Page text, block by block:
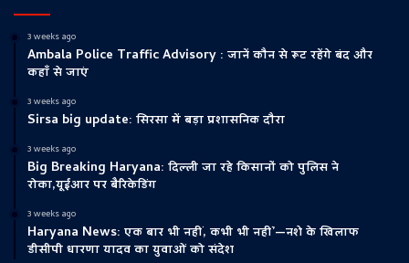
3 weeks ago
Ambala Police Traffic Advisory : जानें कौन से रूट रहेंगे बंद और
कहाँ से जाएं
3 weeks ago
Sirsa big update: सिरसा में बड़ा प्रशासनिक दौरा
3 weeks ago
Big Breaking Haryana: दिल्ली जा रहे किसानों को पुलिस ने
रोका,यूईआर पर बैरिकेडिंग
3 weeks ago
Haryana News: एक बार भी नहीं, कभी भी नहीं’—नशे के खिलाफ
डीसीपी धारणा यादव का युवाओं को संदेश